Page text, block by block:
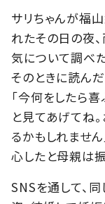
サリちゃんが福
れたその日の夜
気について調べ
そのときに読ん
「今何をしたら
と見てあげてね
るかもしれませ
心したと母親は振
SNSを通して、